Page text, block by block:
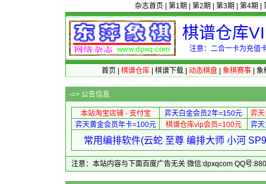
杂志首页 第1期 第2期 第3期 第4期
棋谱仓库
注意：二合一卡为充值
首页 棋谱仓库| 棋谱下载| 动态棋盘| 象棋赛事| 象
-=> 公告信息
本站淘宝店铺 - 支付宝 弈天白金会员2年=150元
弈
弈天黄金会员年卡=100元
棋谱仓库vip会员=100元 弈
常用编排软件(云蛇 至尊 编排大师 小河
注意：本站内容与下面百度广告无关 微信:dpxqcom QQ号